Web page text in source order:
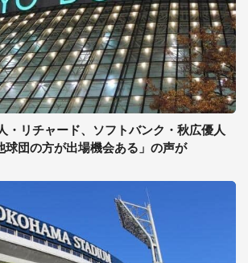
・リチャード、ソフトバンク・秋広優人
球団の方が出場機会ある」の声が